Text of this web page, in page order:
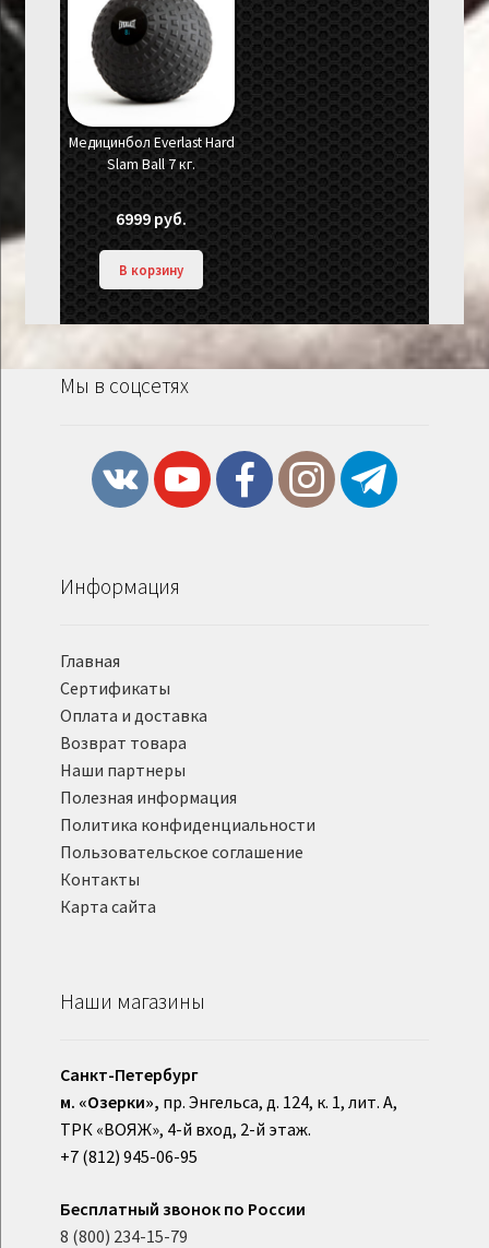
Медицинбол Everlast Hard
Slam Ball 7 кг.
6999 руб.
В корзину
Мы в соцсетях
Информация
Главная
Сертификаты
Оплата и доставка
Возврат товара
Наши партнеры
Полезная информация
Политика конфиденциальности
Пользовательское соглашение
Контакты
Карта сайта
Наши магазины
Санкт-Петербург
м. «Озерки», пр. Энгельса, д. 124, к. 1, лит. А,
ТРК «ВОЯЖ», 4-й вход, 2-й этаж.
+7 (812) 945-06-95
Бесплатный звонок по России
8 (800) 234-15-79